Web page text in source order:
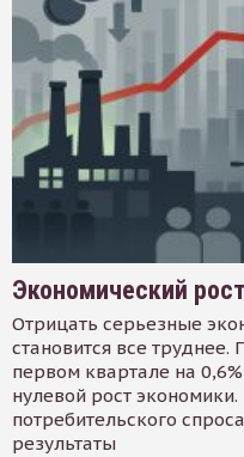
Экономический
Отрицать серьезные
становится все
первом квартале на
нулевой рост
потребительского
результаты